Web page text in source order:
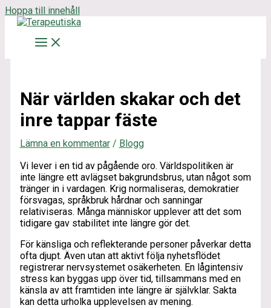
Hoppa till innehåll
När världen skakar och det
inre tappar fäste
Lämna en kommentar / Blogg
Vi lever i en tid av pågående oro. Världspolitiken är
inte längre ett avlägset bakgrundsbrus, utan något som
tränger in i vardagen. Krig normaliseras, demokratier
försvagas, språkbruk hårdnar och sanningar
relativiseras. Många människor upplever att det som
tidigare gav stabilitet inte längre gör det.
För känsliga och reflekterande personer påverkar detta
ofta djupt. Även utan att aktivt följa nyhetsflödet
registrerar nervsystemet osäkerheten. En lågintensiv
stress kan byggas upp över tid, tillsammans med en
känsla av att framtiden inte längre är självklar. Sakta
kan detta urholka upplevelsen av mening.